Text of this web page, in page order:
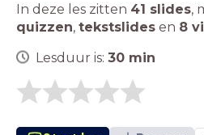
In deze les zitten 41 slides,
quizzen, tekstslides en 8
Lesduur is: 30 min